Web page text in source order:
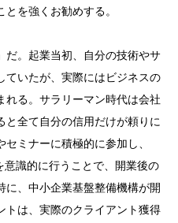
を強くお勧めする。
だ。起業当初、自分の技術やサ
ていたが、実際にはビジネスの
れる。サラリーマン時代は会社
全て自分の信用だけが頼りに
ミナーに積極的に参加し、
識的に行うことで、開業後の
、中小企業基盤整備機構が開
トは、実際のクライアント獲得